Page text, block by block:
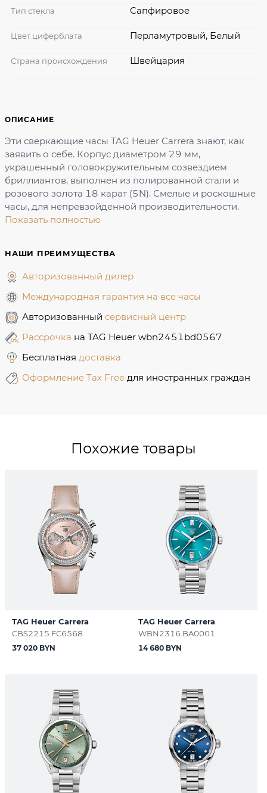
ОПИСАНИЕ
Эти сверкающие часы TAG Heuer Carrera знают, как
заявить о себе. Корпус диаметром 29 мм,
украшенный головокружительным созвездием
бриллиантов, выполнен из полированной стали и
розового золота 18 карат (5N). Смелые и роскошные
часы, для непревзойденной производительности.
Показать полностью
НАШИ ПРЕИМУЩЕСТВА
Авторизованный дилер
Международная гарантия на все часы
Авторизованный сервисный центр
Рассрочка на TAG Heuer wbn2451bd0567
Бесплатная доставка
Оформление Tax Free для иностранных граждан
Тип стекла Сапфировое
Цвет циферблата Перламутровый, Белый
Страна происхождения Швейцария
Похожие товары
TAG Heuer Carrera
CBS2215.FC6568
37 020 BYN
TAG Heuer Carrera
WBN2316.BA0001
14 680 BYN